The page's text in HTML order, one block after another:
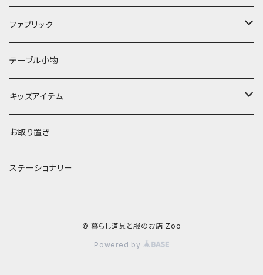
フラワーベース
ランプ
その他
プレート
ボウル
お茶碗
汁椀・丼ぶり
バッグ
エプロン
財布・ポーチ
雨傘・日傘
靴・くつした
ファブリック
タオル
クッションカバー
スローケット
テーブル小物
キッズアイテム
靴
スタイ・エプロン
お取り置き
ステーショナリー
© 暮らし道具と服のお店 Zoo
Powered by